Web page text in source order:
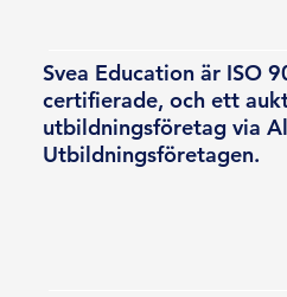
Svea Education är ISO
certifierade, och ett
utbildningsföretag via
Utbildningsföretagen.